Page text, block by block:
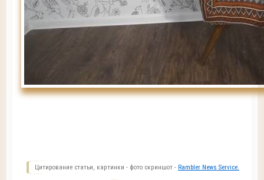
Цитирование статьи, картинки - фото скриншот - Rambler News Service.